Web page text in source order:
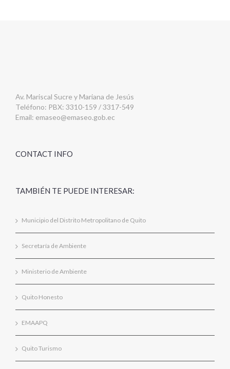
Av. Mariscal Sucre y Mariana de Jesús
Teléfono: PBX: 3310-159 / 3317-549
Email: emaseo@emaseo.gob.ec
CONTACT INFO
TAMBIÉN TE PUEDE INTERESAR:
Municipio del Distrito Metropolitano de Quito
Secretaría de Ambiente
Ministerio de Ambiente
Quito Honesto
EMAAPQ
Quito Turismo